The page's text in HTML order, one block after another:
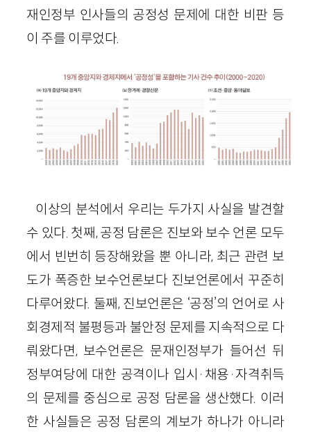
재인정부 인사들의 공정성 문제에 대한 비판 등
이 주를 이루었다.
이상의 분석에서 우리는 두가지 사실을 발견할
수 있다. 첫째, 공정 담론은 진보와 보수 언론 모두
에서 빈번히 등장해왔을 뿐 아니라, 최근 관련 보
도가 폭증한 보수언론보다 진보언론에서 꾸준히
다루어왔다. 둘째, 진보언론은 ‘공정’의 언어로 사
회경제적 불평등과 불안정 문제를 지속적으로 다
뤄왔다면, 보수언론은 문재인정부가 들어선 뒤
정부여당에 대한 공격이나 입시·채용·자격취득
의 문제를 중심으로 공정 담론을 생산했다. 이러
한 사실들은 공정 담론의 계보가 하나가 아니라